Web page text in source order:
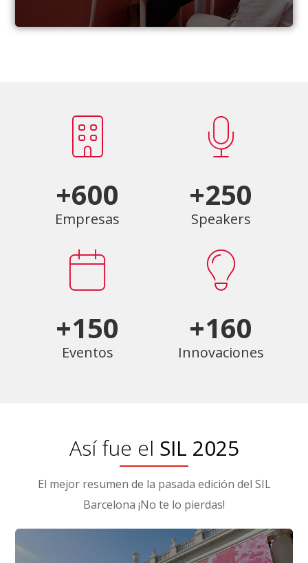
+600
Empresas
+250
Speakers
+150
Eventos
+160
Innovaciones
Así fue el SIL 2025
El mejor resumen de la pasada edición del SIL
Barcelona ¡No te lo pierdas!